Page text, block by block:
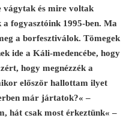
vágytak és mire voltak
a fogyasztóink 1995-ben. Ma
a borfesztiválok. Tömegek
ide a Káli-medencébe, hogy
hogy megnézzék a
először hallottam ilyet
már jártatok?« –
hát csak most érkeztünk« –